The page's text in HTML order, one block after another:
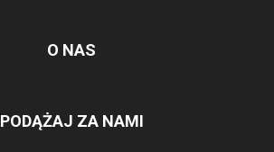
O NAS
PODĄŻAJ ZA NAMI